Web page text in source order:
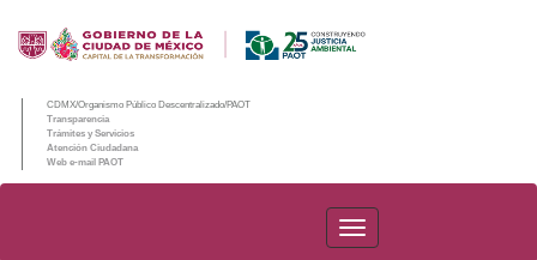
CDMX/Organismo Público Descentralizado/PAOT
Transparencia
Trámites y Servicios
Atención Ciudadana
Web e-mail PAOT
PAOT